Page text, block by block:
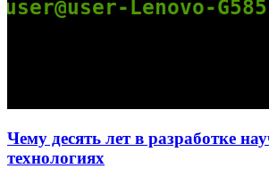
Чему десять лет в разработке
технологиях